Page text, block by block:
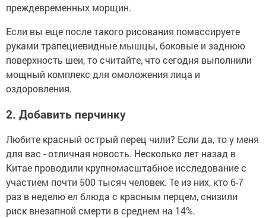
преждевременных морщин.
Если вы еще после такого рисования помассируете
руками трапециевидные мышцы, боковые и заднюю
поверхность шеи, то считайте, что сегодня выполнили
мощный комплекс для омоложения лица и
оздоровления.
2. Добавить перчинку
Любите красный острый перец чили? Если да, то у меня
для вас - отличная новость. Несколько лет назад в
Китае проводили крупномасштабное исследование с
участием почти 500 тысяч человек. Те из них, кто 6-7
раз в неделю ел блюда с красным перцем, снизили
риск внезапной смерти в среднем на 14%.